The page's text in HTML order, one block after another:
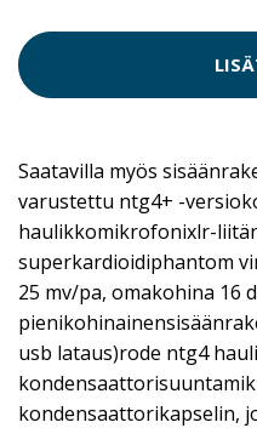
Saatavilla myös
varustettu ntg4+ -
haulikkomikrofonixlr-
superkardioidiphantom
25 mv/pa, omakohina 16
usb lataus)rode ntg4
kondensaattorikapselin,